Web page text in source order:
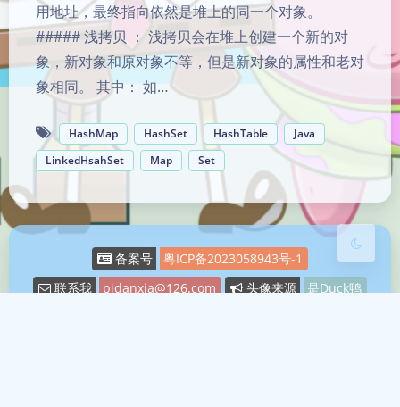
夜间模式
Sans Serif
浅阴影
关闭 日落 暗化 灰度
用地址，最终指向依然是堆上的同一个对象。
##### 浅拷贝 ： 浅拷贝会在堆上创建一个新的对
象，新对象和原对象不等，但是新对象的属性和老对
象相同。 其中： 如…
HashMap HashSet HashTable
Java
LinkedHsahSet
Map Set
备案号
粤ICP备2023058943号-1
联系我
pidanxia@126.com 头像来源 是Duck鸭